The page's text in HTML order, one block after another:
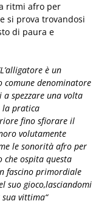
ritmi afro per
si prova trovandosi
di paura e
L’alligatore è un
denominatore
spezzare una volta
la pratica
fino sfiorare il
volutamente
le sonorità afro per
ospita questa
fascino primordiale
suo gioco,lasciandomi
sua vittima“